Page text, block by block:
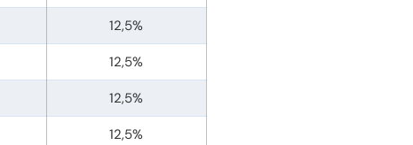
12,5%
12,5%
12,5%
12,5%